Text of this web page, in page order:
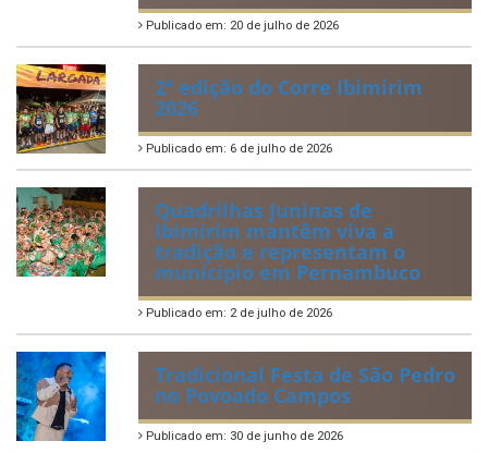
Publicado em: 20 de julho de 2026
2ª edição do Corre Ibimirim
2026
Publicado em: 6 de julho de 2026
Quadrilhas Juninas de
Ibimirim mantêm viva a
tradição e representam o
munícipio em Pernambuco
Publicado em: 2 de julho de 2026
Tradicional Festa de São Pedro
no Povoado Campos
Publicado em: 30 de junho de 2026